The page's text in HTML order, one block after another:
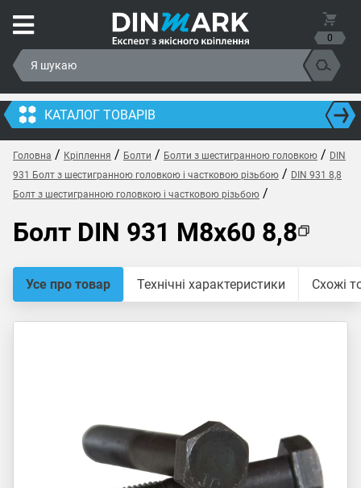
0
КАТАЛОГ ТОВАРІВ
Головна / Кріплення / Болти / Болти з шестигранною головкою / DIN
931 Болт з шестигранною головкою і частковою різьбою / DIN 931 8,8
Болт з шестигранною головкою і частковою різьбою /
Болт DIN 931 M8x60 8,8
Усе про товар Технічні характеристики Схожі